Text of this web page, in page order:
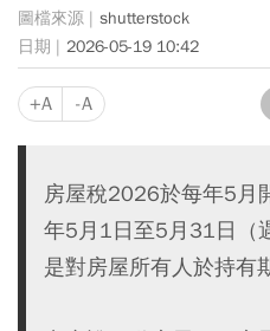
shutterstock
2026-05-19 10:42
+A -A
房屋稅2026於每年5月
年5月1日至5月31日（
是對房屋所有人於持有